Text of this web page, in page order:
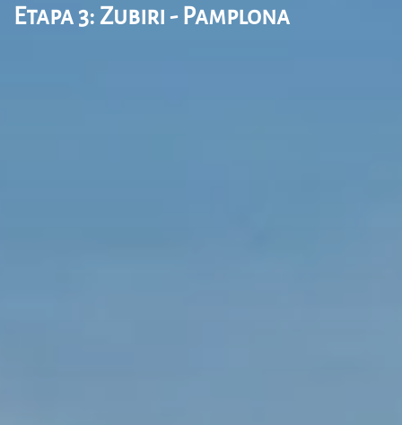
Etapa 3: Zubiri - Pamplona